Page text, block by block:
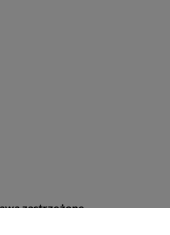
zastrzeżone